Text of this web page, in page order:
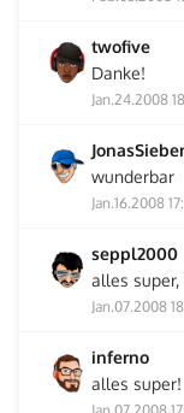
twofive
Danke!
Jan.24.2008
wunderbar
Jan.16.2008
seppl2000
alles
Jan.07.2008
inferno
alles